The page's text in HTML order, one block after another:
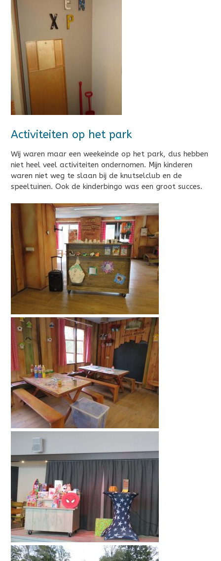
Activiteiten op het park
Wij waren maar een weekeinde op het park, dus hebben
niet heel veel activiteiten ondernomen. Mijn kinderen
waren niet weg te slaan bij de knutselclub en de
speeltuinen. Ook de kinderbingo was een groot succes.